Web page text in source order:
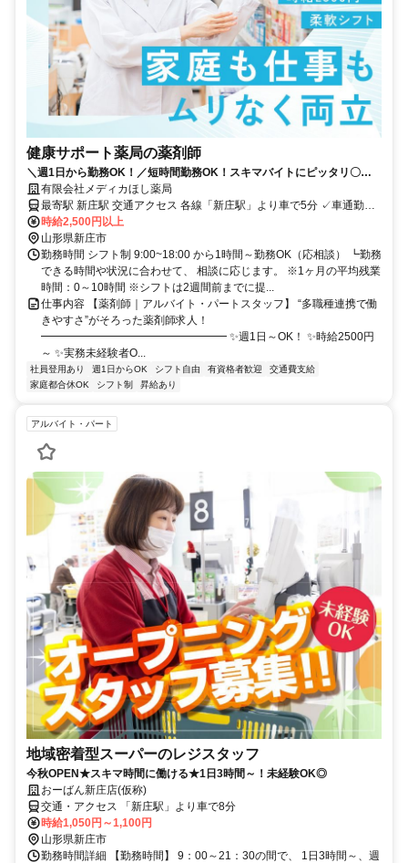
健康サポート薬局の薬剤師
＼週1日から勤務OK！／短時間勤務OK！スキマバイトにピッタリ〇家
庭と両立して働けます！
有限会社メディカほし薬局
最寄駅 新庄駅 交通アクセス 各線「新庄駅」より車で5分 ✓車通勤
時給2,500円以上
山形県新庄市
勤務時間 シフト制 9:00~18:00 から1時間～勤務OK（応相談） ┗勤務
できる時間や状況に合わせて、 相談に応じます。 ※1ヶ月の平均残業
時間：0～10時間 ※シフトは2週間前までに提...
仕事内容 【薬剤師｜アルバイト・パートスタッフ】 “多職種連携で働
きやすさ”がそろった薬剤師求人！
━━━━━━━━━━━━━━━━━ ✨週1日～OK！ ✨時給2500円
～ ✨実務未経験者O...
社員登用あり 週1日からOK シフト自由 有資格者歓迎
交通費支給
家庭都合休OK
シフト制 昇給あり
アルバイト・パート
地域密着型スーパーのレジスタッフ
今秋OPEN★スキマ時間に働ける★1日3時間～！未経験OK◎
おーばん新庄店(仮称)
交通・アクセス 「新庄駅」より車で8分
時給1,050円～1,100円
山形県新庄市
勤務時間詳細 【勤務時間】 9：00～21：30の間で、 1日3時間～、週